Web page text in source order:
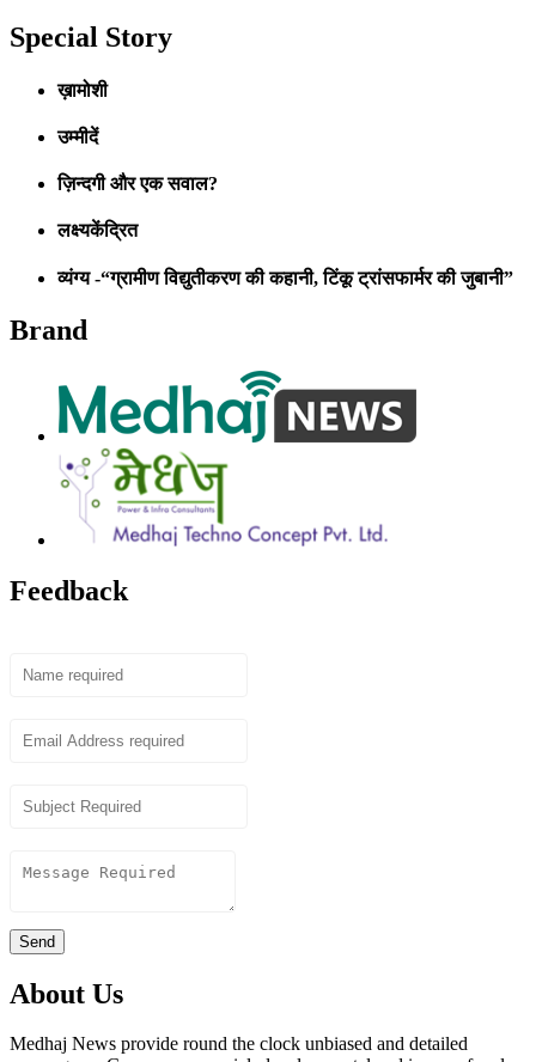
Special Story
ख़ामोशी
उम्मीदें
ज़िन्दगी और एक सवाल?
लक्ष्यकेंद्रित
व्यंग्य -“ग्रामीण विद्युतीकरण की कहानी, टिंकू ट्रांसफार्मर की जुबानी”
Brand
Feedback
Send
About Us
Medhaj News provide round the clock unbiased and detailed